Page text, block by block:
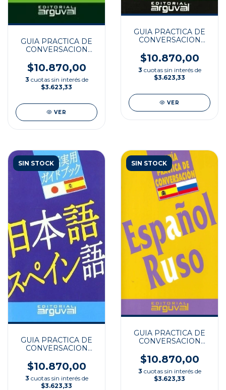
GUIA PRACTICA DE
CONVERSACION
$10.870,00
3 cuotas sin interés de
$3.623,33
VER
GUIA PRACTICA DE
CONVERSACION
$10.870,00
3 cuotas sin interés de
$3.623,33
VER
SIN STOCK
GUIA PRACTICA DE
CONVERSACION
$10.870,00
3 cuotas sin interés de
$3.623,33
SIN STOCK
GUIA PRACTICA DE
CONVERSACION
$10.870,00
3 cuotas sin interés de
$3.623,33